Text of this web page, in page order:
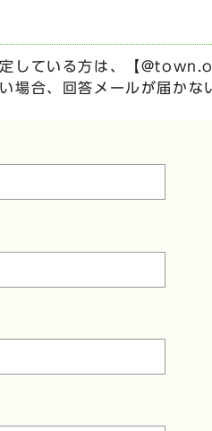
している方は、【
場合、回答メールが届かな